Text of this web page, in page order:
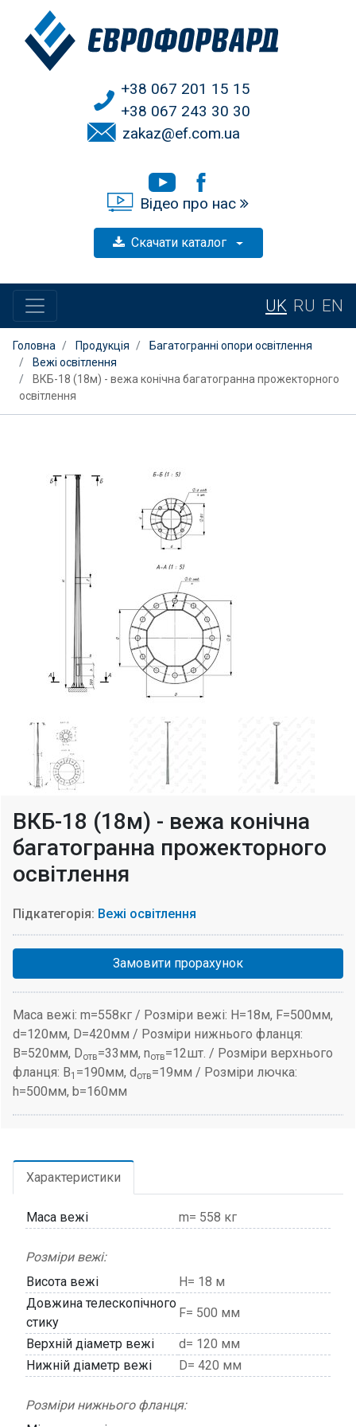
+38 067 201 15 15
+38 067 243 30 30
zakaz@ef.com.ua
Відео про нас
Скачати каталог
UK RU EN
Головна Продукція
Багатогранні опори освітлення
Вежі освітлення
ВКБ-18 (18м) - вежа конічна багатогранна прожекторного
освітлення
ВКБ-18 (18м) - вежа конічна
багатогранна прожекторного
освітлення
Підкатегорія: Вежі освітлення
Замовити прорахунок
Маса вежі: m=558кг / Розміри вежі: H=18м, F=500мм,
d=120мм, D=420мм / Розміри нижнього фланця:
B=520мм, Dотв=33мм, nотв=12шт. / Розміри верхнього
фланця: B1 =190мм, dотв=19мм / Розміри лючка:
h=500мм, b=160мм
Характеристики
Маса вежі m= 558 кг
Розміри вежі:
Висота вежі
H= 18 м
Довжина телескопічного
стику
F= 500 мм
Верхній діаметр вежі
d= 120 мм
Нижній діаметр вежі
D= 420 мм
Розміри нижнього фланця: